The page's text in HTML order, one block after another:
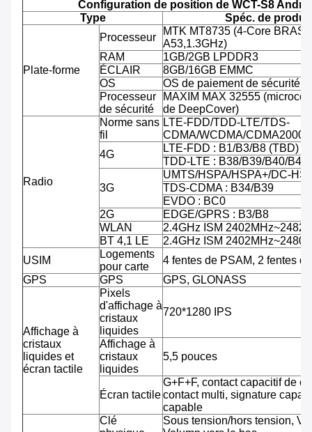
Configuration de position de WCT-S8
Type
Spéc. de produit
Plate-forme
Processeur
MTK MT8735 (4-Core BRAS
A53,1.3GHz)
RAM
1GB/2GB LPDDR3
ÉCLAIR
8GB/16GB EMMC
OS
OS de paiement de sécurité
Processeur
de sécurité
MAXIM MAX 32555
de DeepCover)
Radio
Norme sans
fil
LTE-FDD/TDD-LTE/TDS-
CDMA/WCDMA/CDMA2000/
4G
LTE-FDD : B1/B3/B8 (TBD)
TDD-LTE : B38/B39/B40/B41
3G
UMTS/HSPA/HSPA+/DC-
TDS-CDMA : B34/B39
EVDO : BC0
2G
EDGE/GPRS : B3/B8
WLAN
2.4GHz ISM
BT 4,1 LE
2.4GHz ISM
USIM
Logements
pour carte
4 fentes de PSAM, 2 fentes
GPS
GPS GPS, GLONASS
Affichage à
cristaux
liquides et
écran tactile
Pixels
d'affichage à
cristaux
liquides
720*1280 IPS
Affichage à
cristaux
liquides
5,5 pouces
Écran tactile
G+F+F, contact capacitif de
contact multi, signature
capable
Clé
Sous tension/hors tension,